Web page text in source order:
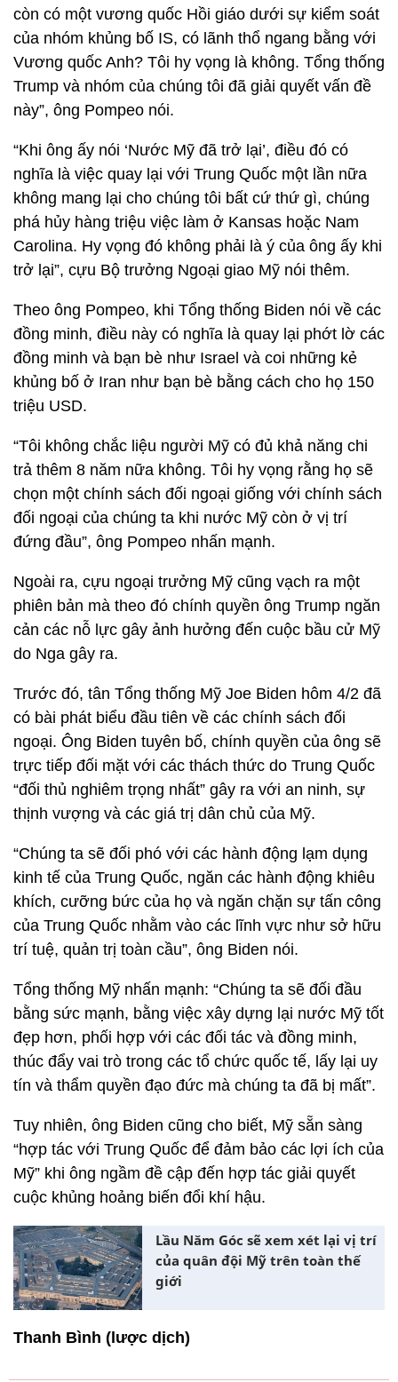
còn có một vương quốc Hồi giáo dưới sự kiểm soát
của nhóm khủng bố IS, có lãnh thổ ngang bằng với
Vương quốc Anh? Tôi hy vọng là không. Tổng thống
Trump và nhóm của chúng tôi đã giải quyết vấn đề
này”, ông Pompeo nói.
“Khi ông ấy nói ‘Nước Mỹ đã trở lại’, điều đó có
nghĩa là việc quay lại với Trung Quốc một lần nữa
không mang lại cho chúng tôi bất cứ thứ gì, chúng
phá hủy hàng triệu việc làm ở Kansas hoặc Nam
Carolina. Hy vọng đó không phải là ý của ông ấy khi
trở lại”, cựu Bộ trưởng Ngoại giao Mỹ nói thêm.
Theo ông Pompeo, khi Tổng thống Biden nói về các
đồng minh, điều này có nghĩa là quay lại phớt lờ các
đồng minh và bạn bè như Israel và coi những kẻ
khủng bố ở Iran như bạn bè bằng cách cho họ 150
triệu USD.
“Tôi không chắc liệu người Mỹ có đủ khả năng chi
trả thêm 8 năm nữa không. Tôi hy vọng rằng họ sẽ
chọn một chính sách đối ngoại giống với chính sách
đối ngoại của chúng ta khi nước Mỹ còn ở vị trí
đứng đầu”, ông Pompeo nhấn mạnh.
Ngoài ra, cựu ngoại trưởng Mỹ cũng vạch ra một
phiên bản mà theo đó chính quyền ông Trump ngăn
cản các nỗ lực gây ảnh hưởng đến cuộc bầu cử Mỹ
do Nga gây ra.
Trước đó, tân Tổng thống Mỹ Joe Biden hôm 4/2 đã
có bài phát biểu đầu tiên về các chính sách đối
ngoại. Ông Biden tuyên bố, chính quyền của ông sẽ
trực tiếp đối mặt với các thách thức do Trung Quốc
“đối thủ nghiêm trọng nhất” gây ra với an ninh, sự
thịnh vượng và các giá trị dân chủ của Mỹ.
“Chúng ta sẽ đối phó với các hành động lạm dụng
kinh tế của Trung Quốc, ngăn các hành động khiêu
khích, cưỡng bức của họ và ngăn chặn sự tấn công
của Trung Quốc nhằm vào các lĩnh vực như sở hữu
trí tuệ, quản trị toàn cầu”, ông Biden nói.
Tổng thống Mỹ nhấn mạnh: “Chúng ta sẽ đối đầu
bằng sức mạnh, bằng việc xây dựng lại nước Mỹ tốt
đẹp hơn, phối hợp với các đối tác và đồng minh,
thúc đẩy vai trò trong các tổ chức quốc tế, lấy lại uy
tín và thẩm quyền đạo đức mà chúng ta đã bị mất”.
Tuy nhiên, ông Biden cũng cho biết, Mỹ sẵn sàng
“hợp tác với Trung Quốc để đảm bảo các lợi ích của
Mỹ” khi ông ngầm đề cập đến hợp tác giải quyết
cuộc khủng hoảng biến đổi khí hậu.
Lầu Năm Góc sẽ xem xét lại vị trí
của quân đội Mỹ trên toàn thế
giới
Thanh Bình (lược dịch)